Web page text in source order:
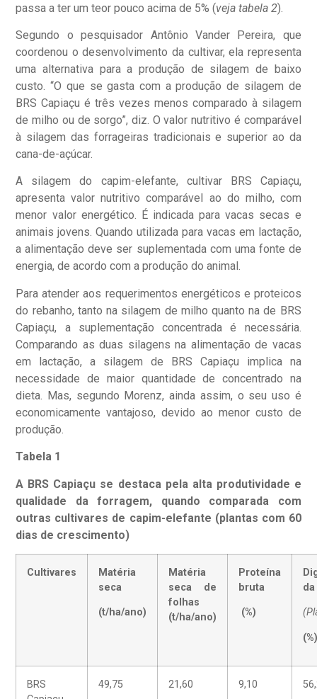
passa a ter um teor pouco acima de 5% (veja tabela 2).
Segundo o pesquisador Antônio Vander Pereira, que
coordenou o desenvolvimento da cultivar, ela representa
uma alternativa para a produção de silagem de baixo
custo. “O que se gasta com a produção de silagem de
BRS Capiaçu é três vezes menos comparado à silagem
de milho ou de sorgo”, diz. O valor nutritivo é comparável
à silagem das forrageiras tradicionais e superior ao da
cana-de-açúcar.
A silagem do capim-elefante, cultivar BRS Capiaçu,
apresenta valor nutritivo comparável ao do milho, com
menor valor energético. É indicada para vacas secas e
animais jovens. Quando utilizada para vacas em lactação,
a alimentação deve ser suplementada com uma fonte de
energia, de acordo com a produção do animal.
Para atender aos requerimentos energéticos e proteicos
do rebanho, tanto na silagem de milho quanto na de BRS
Capiaçu, a suplementação concentrada é necessária.
Comparando as duas silagens na alimentação de vacas
em lactação, a silagem de BRS Capiaçu implica na
necessidade de maior quantidade de concentrado na
dieta. Mas, segundo Morenz, ainda assim, o seu uso é
economicamente vantajoso, devido ao menor custo de
produção.
Tabela 1
A BRS Capiaçu se destaca pela alta produtividade e
qualidade da forragem, quando comparada com
outras cultivares de capim-elefante (plantas com 60
dias de crescimento)
Cultivares
Matéria
seca
(t/ha/ano)
Matéria
seca de
folhas
(t/ha/ano)
Proteína
bruta
(%)
BRS
49,75 21,60 9,10